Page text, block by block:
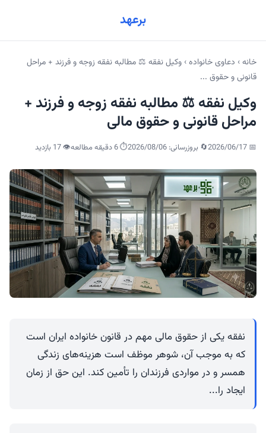
برعهد
خانه› دعاوی خانواده› وکیل نفقه ⚖️ مطالبه نفقه زوجه و فرزند + مراحل
قانونی و حقوق ...
وکیل نفقه ⚖️ مطالبه نفقه زوجه و فرزند +
مراحل قانونی و حقوق مالی
📅
2026/06/17🔄 بروزرسانی: 2026/08/06⏱️ 6 دقیقه مطالعه 👁️
17 بازدید
نفقه یکی از حقوق مالی مهم در قانون خانواده ایران است
که به موجب آن، شوهر موظف است هزینه‌های زندگی
همسر و در مواردی فرزندان را تأمین کند. این حق از زمان
ایجاد را...